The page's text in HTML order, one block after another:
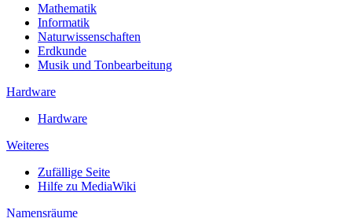
Mathematik
Informatik
Naturwissenschaften
Erdkunde
Musik und Tonbearbeitung
Hardware
Hardware
Weiteres
Zufällige Seite
Hilfe zu MediaWiki
Namensräume